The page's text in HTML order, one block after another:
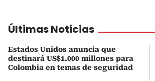
Últimas Noticias
Estados Unidos anuncia que
destinará US$1.000 millones para
Colombia en temas de seguridad